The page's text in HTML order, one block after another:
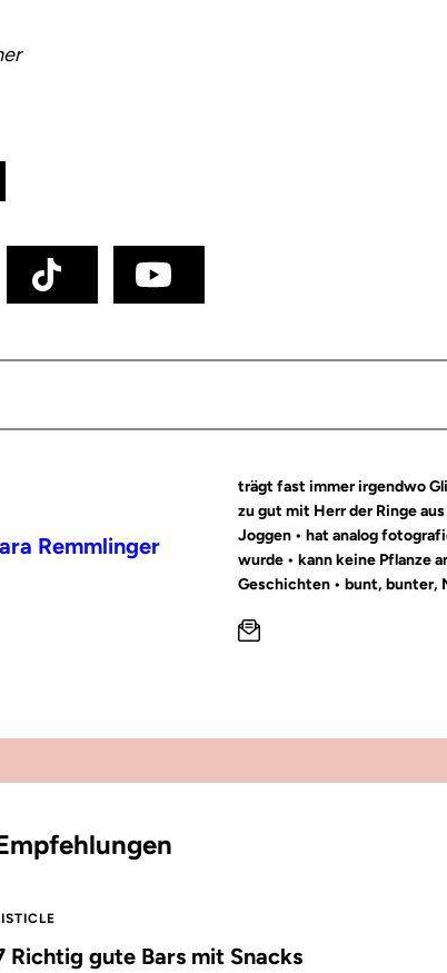
Remmlinger
trägt fast immer irgendwo
zu gut mit Herr der Ringe
Joggen • hat analog
wurde • kann keine Pflanze
Geschichten • bunt, bunter,
Richtig gute Bars mit Snacks